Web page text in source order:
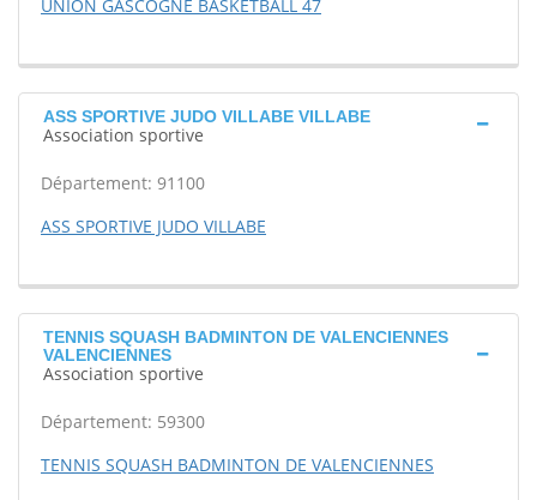
UNION GASCOGNE BASKETBALL 47
ASS SPORTIVE JUDO VILLABE VILLABE
Association sportive
Département: 91100
ASS SPORTIVE JUDO VILLABE
TENNIS SQUASH BADMINTON DE VALENCIENNES
VALENCIENNES
Association sportive
Département: 59300
TENNIS SQUASH BADMINTON DE VALENCIENNES